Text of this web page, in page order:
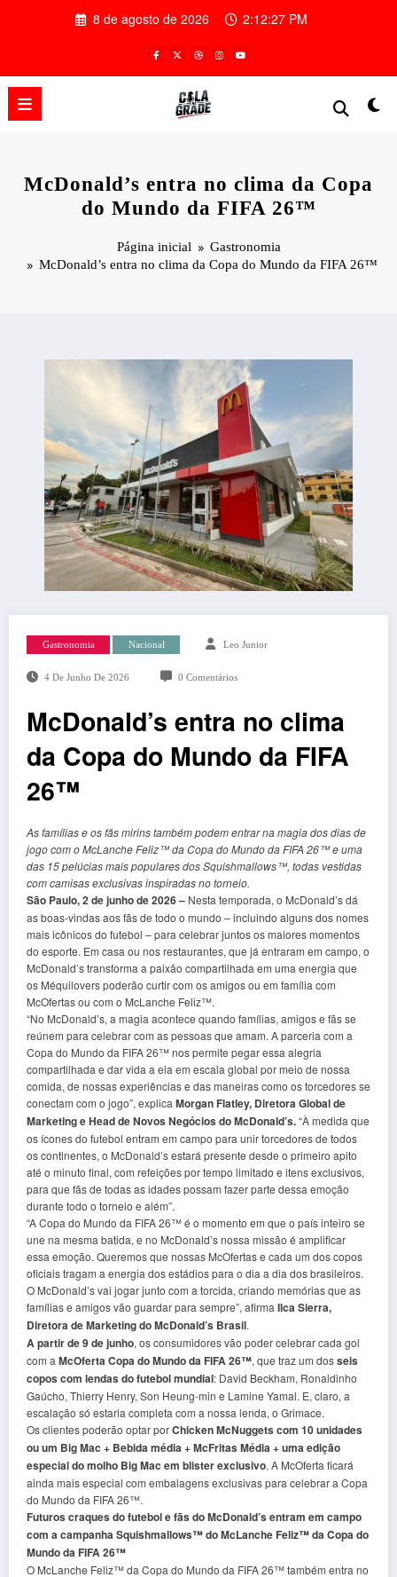
8 de agosto de 2026 2:12:28 PM
McDonald’s entra no clima da Copa
do Mundo da FIFA 26™
Página inicial
Gastronomia
McDonald’s entra no clima da Copa do Mundo da FIFA 26™
Gastronomia Nacional Leo Junior
4 De Junho De 2026 0 Comentários
McDonald’s entra no clima
da Copa do Mundo da FIFA
26™
As famílias e os fãs mirins também podem entrar na magia dos dias de
jogo com o McLanche Feliz™ da Copa do Mundo da FIFA 26™ e uma
das 15 pelúcias mais populares dos Squishmallows™, todas vestidas
com camisas exclusivas inspiradas no torneio.
São Paulo, 2 de junho de 2026 – Nesta temporada, o McDonald’s dá
as boas-vindas aos fãs de todo o mundo – incluindo alguns dos nomes
mais icônicos do futebol – para celebrar juntos os maiores momentos
do esporte. Em casa ou nos restaurantes, que já entraram em campo, o
McDonald’s transforma a paixão compartilhada em uma energia que
os Méquilovers poderão curtir com os amigos ou em família com
McOfertas ou com o McLanche Feliz™.
“No McDonald’s, a magia acontece quando famílias, amigos e fãs se
reúnem para celebrar com as pessoas que amam. A parceria com a
Copa do Mundo da FIFA 26™ nos permite pegar essa alegria
compartilhada e dar vida a ela em escala global por meio de nossa
comida, de nossas experiências e das maneiras como os torcedores se
conectam com o jogo”, explica Morgan Flatley, Diretora Global de
Marketing e Head de Novos Negócios do McDonald’s.“À medida que
os ícones do futebol entram em campo para unir torcedores de todos
os continentes, o McDonald’s estará presente desde o primeiro apito
até o minuto final, com refeições por tempo limitado e itens exclusivos,
para que fãs de todas as idades possam fazer parte dessa emoção
durante todo o torneio e além”.
“A Copa do Mundo da FIFA 26™ é o momento em que o país inteiro se
une na mesma batida, e no McDonald’s nossa missão é amplificar
essa emoção. Queremos que nossas McOfertas e cada um dos copos
oficiais tragam a energia dos estádios para o dia a dia dos brasileiros.
O McDonald’s vai jogar junto com a torcida, criando memórias que as
famílias e amigos vão guardar para sempre”, afirma Ilca Sierra,
Diretora de Marketing do McDonald’s Brasil.
A partir de 9 de junho, os consumidores vão poder celebrar cada gol
com a McOferta Copa do Mundo da FIFA 26™, que traz um dosseis
copos com lendas do futebol mundial: David Beckham, Ronaldinho
Gaúcho, Thierry Henry, Son Heung-min e Lamine Yamal. E, claro, a
escalação só estaria completa com a nossa lenda, o Grimace.
Os clientes poderão optar porChicken McNuggets com 10 unidades
ou um Big Mac + Bebida média + McFritas Média + uma edição
especial do molho Big Mac em blister exclusivo. A McOferta ficará
ainda mais especial com embalagens exclusivas para celebrar a Copa
do Mundo da FIFA 26™.
Futuros craques do futebol e fãs do McDonald’s entram em campo
com a campanha Squishmallows™ do McLanche Feliz™ da Copa do
Mundo da FIFA 26™
O McLanche Feliz™ da Copa do Mundo da FIFA 26™ também entra no